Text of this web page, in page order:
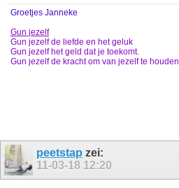
Groetjes Janneke
Gun jezelf
Gun jezelf de liefde en het geluk
Gun jezelf het geld dat je toekomt.
Gun jezelf de kracht om van jezelf te houden
peetstap zei:
11-03-18 12:20